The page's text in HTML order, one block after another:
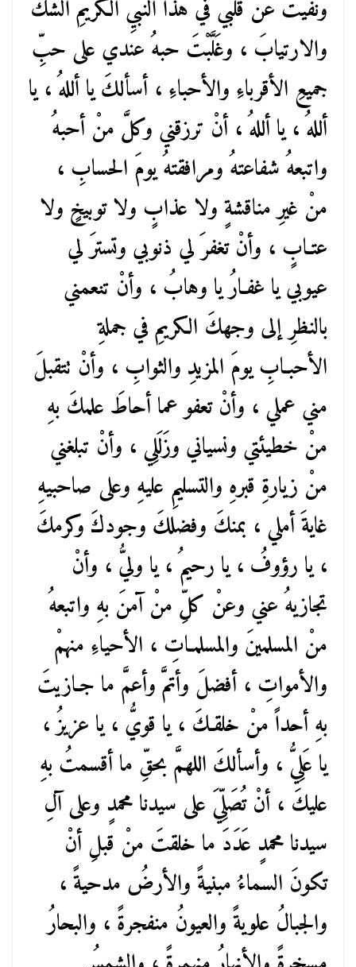
ونفيتَ عنْ قلبي في هذا النبيِّ الكريمِ الشكَّ
والارتيابَ ، وغَلَّبْتَ حبهُ عندي على حبِّ
جميعِ الأقرباءِ والأحباءِ ، أسألكَ يا أللهُ ، يا
أللهُ ، يا أللهُ ، أنْ ترزقني وكلَّ منْ أحبهُ
واتبعهُ شفاعتهُ ومرافقتهُ يومَ الحسابِ ،
منْ غيرِ مناقشةٍ ولا عذابٍ ولا توبيخٍ ولا
عتـابٍ ، وأنْ تغفرَ لي ذنوبي وتسترَ لي
عيوبي يا غفـارُ يا وهابُ ، وأنْ تنعمني
بالنظرِ إلى وجهكَ الكريمِ في جملةِ
الأحبـابِ يومَ المزيدِ والثوابِ ، وأنْ تتقبلَ
مني عملي ، وأنْ تعفو عما أحاطَ علمكَ بهِ
منْ خطيئتي ونسياني وزَلَلِي ، وأنْ تبلغني
منْ زيارةِ قبرهِ والتسليمِ عليهِ وعلى صاحبيهِ
غايةَ أملي ، بمنكَ وفضلكَ وجودكَ وكرمكَ
، يا رؤوفُ ، يا رحيمُ ، يا وليُّ ، وأنْ
تجازيهُ عني وعنْ كلِّ منْ آمنَ بهِ واتبعهُ
منْ المسلمينَ والمسلمـاتِ ، الأحياءِ منهمْ
والأمواتِ ، أفضلَ وأتمَّ وأعمَّ ما جـازيتَ
بهِ أحداً منْ خلقـكَ ، يا قويُّ ، يا عزيزُ ،
يا عَلِيُّ ، وأسألكَ اللهمَّ بحقِّ ما أقسمتُ بهِ
عليكَ ، أنْ تُصَلِّيَ على سيدنا محمدٍ وعلى آلِ
سيدنا محمدٍ عَدَدَ ما خلقتَ منْ قبلِ أنْ
تكونَ السماءُ مبنيةً والأرضُ مدحيةً ،
والجبالُ علويةً والعيونُ منفجرةً ، والبحارُ